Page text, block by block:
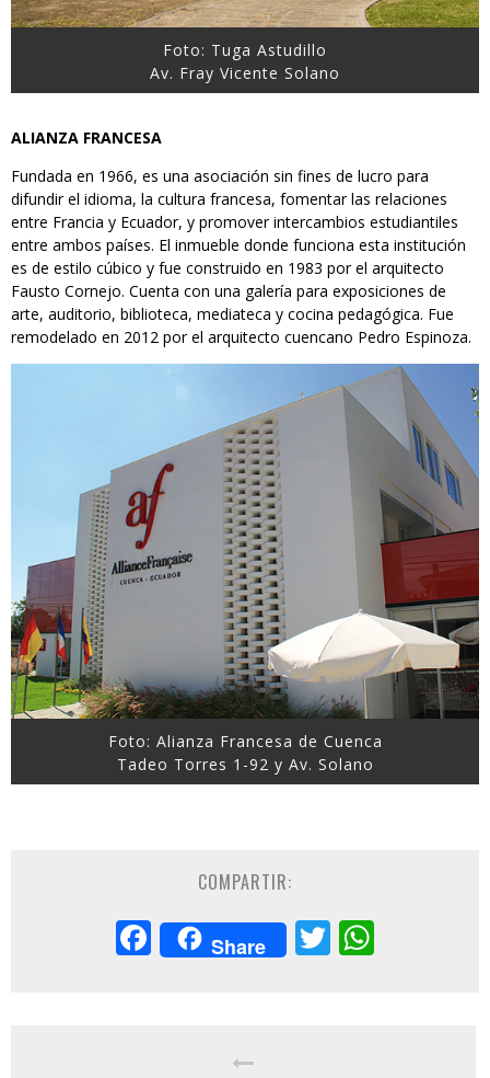
Foto: Tuga Astudillo
Av. Fray Vicente Solano
ALIANZA FRANCESA
Fundada en 1966, es una asociación sin fines de lucro para
difundir el idioma, la cultura francesa, fomentar las relaciones
entre Francia y Ecuador, y promover intercambios estudiantiles
entre ambos países. El inmueble donde funciona esta institución
es de estilo cúbico y fue construido en 1983 por el arquitecto
Fausto Cornejo. Cuenta con una galería para exposiciones de
arte, auditorio, biblioteca, mediateca y cocina pedagógica. Fue
remodelado en 2012 por el arquitecto cuencano Pedro Espinoza.
Foto: Alianza Francesa de Cuenca
Tadeo Torres 1-92 y Av. Solano
COMPARTIR:
Facebook
Share Twitter